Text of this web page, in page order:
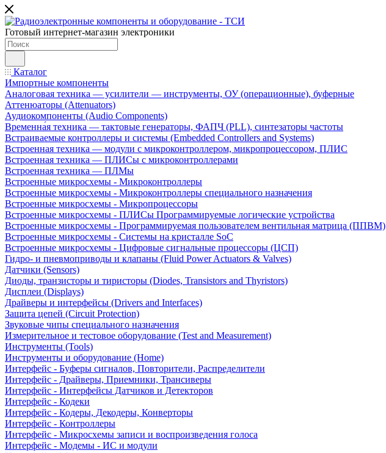
Готовый интернет-магазин электроники
Каталог
Импортные компоненты
Аналоговая техника — усилители — инструменты, ОУ (операционные), буферные
Аттенюаторы (Attenuators)
Аудиокомпоненты (Audio Components)
Временна́я техника — тактовые генераторы, ФАПЧ (PLL), синтезаторы частоты
Встраиваемые контроллеры и системы (Embedded Controllers and Systems)
Встроенная техника — модули с микроконтроллером, микропроцессором, ПЛИС
Встроенная техника — ПЛИСы с микроконтроллерами
Встроенная техника — ПЛМы
Встроенные микросхемы - Микроконтроллеры
Встроенные микросхемы - Микроконтроллеры специального назначения
Встроенные микросхемы - Микропроцессоры
Встроенные микросхемы - ПЛИСы Программируемые логические устройства
Встроенные микросхемы - Программируемая пользователем вентильная матрица (ППВМ)
Встроенные микросхемы - Системы на кристалле SoC
Встроенные микросхемы - Цифровые сигнальные процессоры (ЦСП)
Гидро- и пневмоприводы и клапаны (Fluid Power Actuators & Valves)
Датчики (Sensors)
Диоды, транзисторы и тиристоры (Diodes, Transistors and Thyristors)
Дисплеи (Displays)
Драйверы и интерфейсы (Drivers and Interfaces)
Защита цепей (Circuit Protection)
Звуковые чипы специального назначения
Измерительное и тестовое оборудование (Test and Measurement)
Инструменты (Tools)
Инструменты и оборудование (Home)
Интерфейс - Буферы сигналов, Повторители, Распределители
Интерфейс - Драйверы, Приемники, Трансиверы
Интерфейс - Интерфейсы Датчиков и Детекторов
Интерфейс - Кодеки
Интерфейс - Кодеры, Декодеры, Конверторы
Интерфейс - Контроллеры
Интерфейс - Микросхемы записи и воспроизведения голоса
Интерфейс - Модемы - ИС и модули